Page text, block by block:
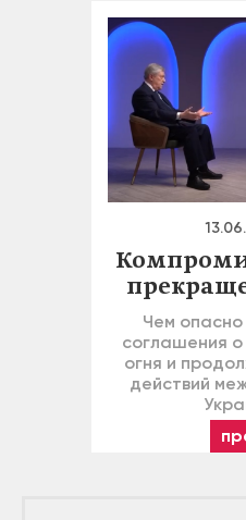
Чем опасно
соглашения
огня и
действий